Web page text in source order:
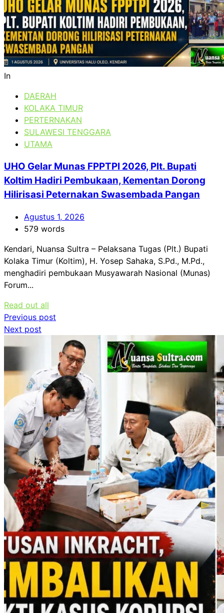
In
DAERAH
KOLAKA TIMUR
PERTERNAKAN
SULAWESI TENGGARA
UTAMA
UHO Gelar Munas FPPTPI 2026, Plt. Bupati
Koltim Hadiri Pembukaan, Kementan Dorong
Hilirisasi Peternakan Swasembada Pangan
Agustus 1, 2026
579 words
Kendari, Nuansa Sultra – Pelaksana Tugas (Plt.) Bupati
Kolaka Timur (Koltim), H. Yosep Sahaka, S.Pd., M.Pd.,
menghadiri pembukaan Musyawarah Nasional (Munas)
Forum...
Read out all
Navigasi
pos
Previous post
Next post